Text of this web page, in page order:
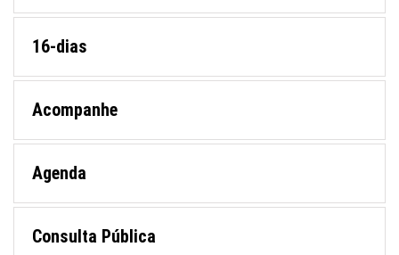
16-dias
Acompanhe
Agenda
Consulta Pública